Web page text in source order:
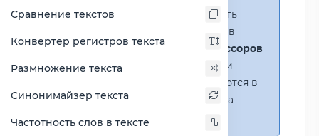
Сравнение текстов
Конвертер регистров текста
Размножение текста
Синонимайзер текста
Частотность слов в тексте
Справка:
Можно добавить
несколько процессоров в
сравнение(до 14 процессоров
в таблице)
. В случае если
процессоры не помещаются в
таблицу, появится полоса